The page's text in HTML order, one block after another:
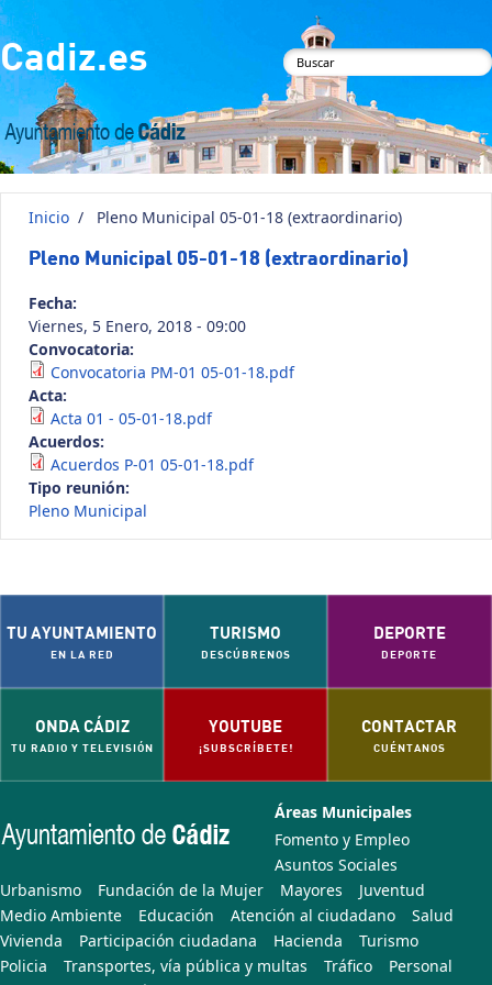
Pasar al contenido principal
Cadiz.es
Formulario de
búsqueda
Inicio / Pleno Municipal 05-01-18 (extraordinario)
Pleno Municipal 05-01-18 (extraordinario)
Fecha:
Viernes, 5 Enero, 2018 - 09:00
Convocatoria:
Convocatoria PM-01 05-01-18.pdf
Acta:
Acta 01 - 05-01-18.pdf
Acuerdos:
Acuerdos P-01 05-01-18.pdf
Tipo reunión:
Pleno Municipal
TU AYUNTAMIENTO
EN LA RED
TURISMO
DESCÚBRENOS
DEPORTE
DEPORTE
ONDA CÁDIZ
TU RADIO Y TELEVISIÓN
YOUTUBE
¡SUBSCRÍBETE!
CONTACTAR
CUÉNTANOS
Áreas Municipales
Fomento y Empleo
Asuntos Sociales
Urbanismo
Fundación de la Mujer Mayores
Juventud
Medio Ambiente
Educación Atención al ciudadano
Salud
Vivienda
Participación ciudadana Hacienda
Turismo
Policia
Transportes, vía pública y multas Tráfico
Personal